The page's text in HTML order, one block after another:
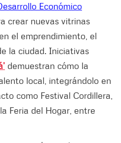
Económico
crear nuevas vitrinas
el emprendimiento, el
la ciudad. Iniciativas
demuestran cómo la
local, integrándolo en
como Festival Cordillera,
Feria del Hogar, entre